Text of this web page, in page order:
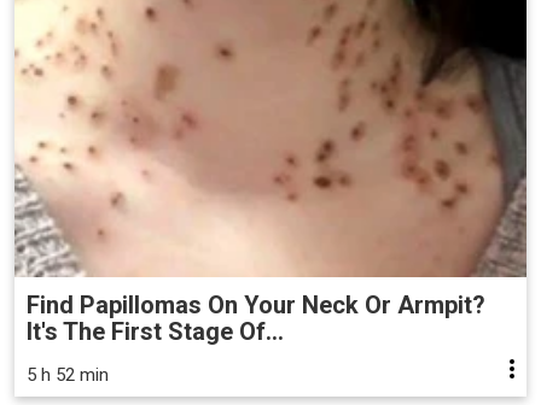
Find Papillomas On Your Neck Or Armpit?
It's The First Stage Of...
5 h 52 min